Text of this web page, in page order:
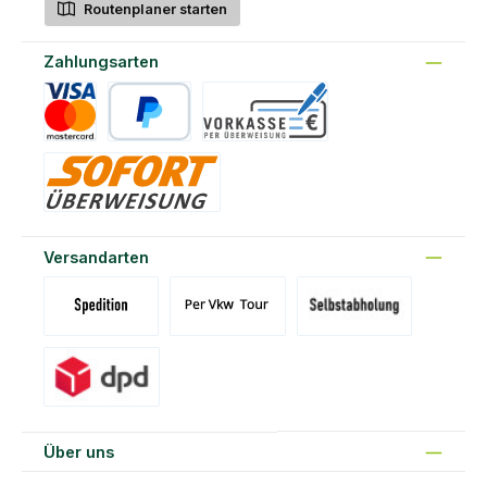
Routenplaner starten
Zahlungsarten
Versandarten
Über uns